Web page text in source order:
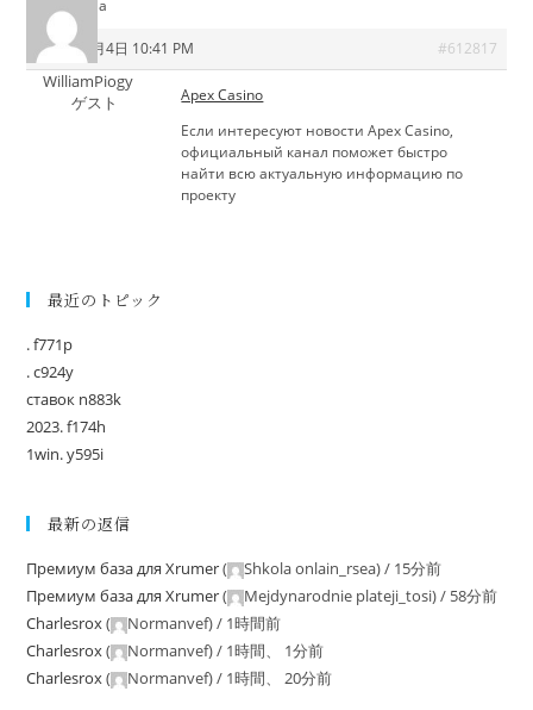
IsmaelBusia
2026年6月4日 10:41 PM #612817
WilliamPiogy
ゲスト
Apex Casino
Если интересуют новости Apex Casino,
официальный канал поможет быстро
найти всю актуальную информацию по
проекту
最近のトピック
. f771p
. c924y
ставок n883k
2023. f174h
1win. y595i
最新の返信
Премиум база для Xrumer( Shkola onlain_rsea) / 15分前
Премиум база для Xrumer( Mejdynarodnie plateji_tosi) / 58分前
Charlesrox( Normanvef) / 1時間前
Charlesrox( Normanvef) / 1時間、 1分前
Charlesrox( Normanvef) / 1時間、 20分前